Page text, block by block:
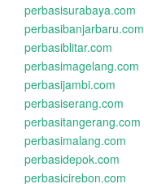
perbasisurabaya.com
perbasibanjarbaru.com
perbasiblitar.com
perbasimagelang.com
perbasijambi.com
perbasiserang.com
perbasitangerang.com
perbasimalang.com
perbasidepok.com
perbasicirebon.com